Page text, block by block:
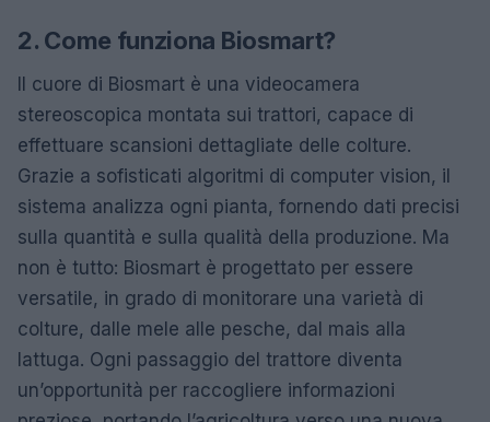
2. Come funziona Biosmart?
Il cuore di Biosmart è una videocamera
stereoscopica montata sui trattori, capace di
effettuare scansioni dettagliate delle colture.
Grazie a sofisticati algoritmi di computer vision, il
sistema analizza ogni pianta, fornendo dati precisi
sulla quantità e sulla qualità della produzione. Ma
non è tutto: Biosmart è progettato per essere
versatile, in grado di monitorare una varietà di
colture, dalle mele alle pesche, dal mais alla
lattuga. Ogni passaggio del trattore diventa
un’opportunità per raccogliere informazioni